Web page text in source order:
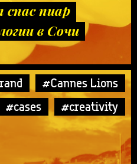
пиар
в Сочи
#Cannes Lions
#cases
#creativity